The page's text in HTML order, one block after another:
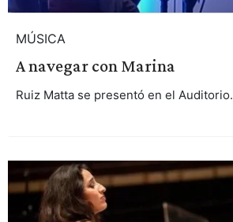
MÚSICA
A navegar con Marina
Ruiz Matta se presentó en el Auditorio.